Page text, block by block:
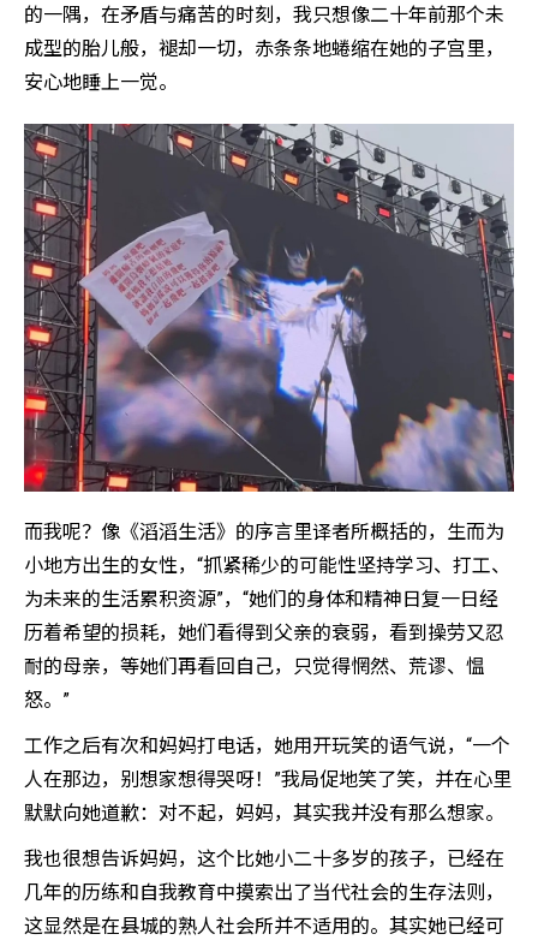
的一隅，在矛盾与痛苦的时刻，我只想像二十年前那个未
成型的胎儿般，褪却一切，赤条条地蜷缩在她的子宫里，
安心地睡上一觉。
而我呢？像《滔滔生活》的序言里译者所概括的，生而为
小地方出生的女性，“抓紧稀少的可能性坚持学习、打工、
为未来的生活累积资源”，“她们的身体和精神日复一日经
历着希望的损耗，她们看得到父亲的衰弱，看到操劳又忍
耐的母亲，等她们再看回自己，只觉得惘然、荒谬、愠
怒。”
工作之后有次和妈妈打电话，她用开玩笑的语气说，“一个
人在那边，别想家想得哭呀！”我局促地笑了笑，并在心里
默默向她道歉：对不起，妈妈，其实我并没有那么想家。
我也很想告诉妈妈，这个比她小二十多岁的孩子，已经在
几年的历练和自我教育中摸索出了当代社会的生存法则，
这显然是在县城的熟人社会所并不适用的。其实她已经可